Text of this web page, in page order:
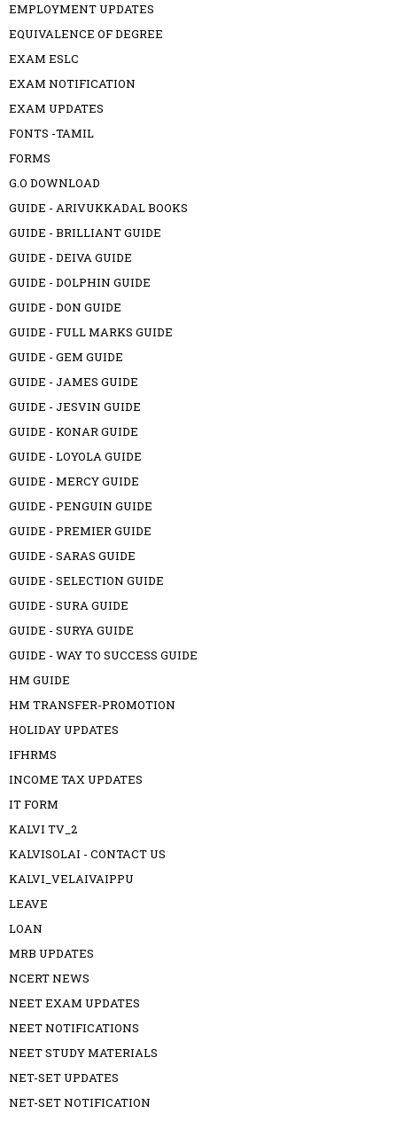
EMPLOYMENT UPDATES
EQUIVALENCE OF DEGREE
EXAM ESLC
EXAM NOTIFICATION
EXAM UPDATES
FONTS -TAMIL
FORMS
G.O DOWNLOAD
GUIDE - ARIVUKKADAL BOOKS
GUIDE - BRILLIANT GUIDE
GUIDE - DEIVA GUIDE
GUIDE - DOLPHIN GUIDE
GUIDE - DON GUIDE
GUIDE - FULL MARKS GUIDE
GUIDE - GEM GUIDE
GUIDE - JAMES GUIDE
GUIDE - JESVIN GUIDE
GUIDE - KONAR GUIDE
GUIDE - LOYOLA GUIDE
GUIDE - MERCY GUIDE
GUIDE - PENGUIN GUIDE
GUIDE - PREMIER GUIDE
GUIDE - SARAS GUIDE
GUIDE - SELECTION GUIDE
GUIDE - SURA GUIDE
GUIDE - SURYA GUIDE
GUIDE - WAY TO SUCCESS GUIDE
HM GUIDE
HM TRANSFER-PROMOTION
HOLIDAY UPDATES
IFHRMS
INCOME TAX UPDATES
IT FORM
KALVI TV_2
KALVISOLAI - CONTACT US
KALVI_VELAIVAIPPU
LEAVE
LOAN
MRB UPDATES
NCERT NEWS
NEET EXAM UPDATES
NEET NOTIFICATIONS
NEET STUDY MATERIALS
NET-SET UPDATES
NET-SET NOTIFICATION